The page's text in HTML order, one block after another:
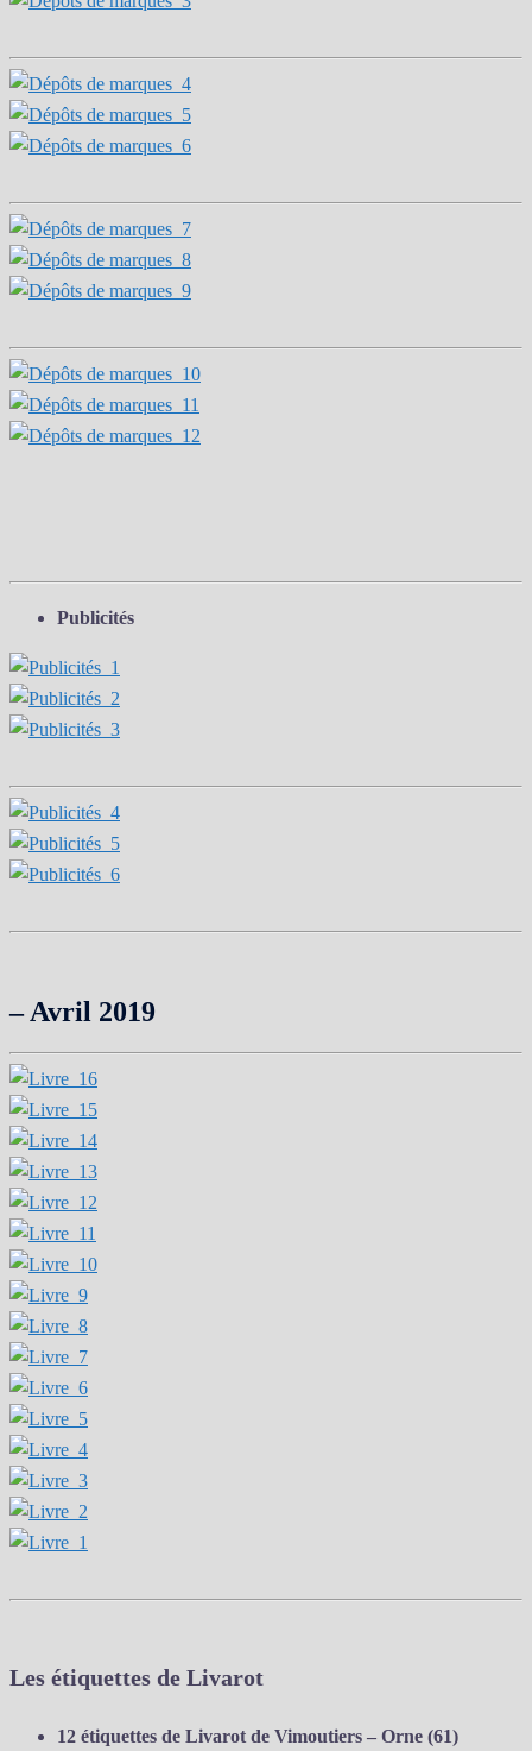
Publicités
– Avril 2019
Les étiquettes de Livarot
12 étiquettes de Livarot de Vimoutiers – Orne (61)